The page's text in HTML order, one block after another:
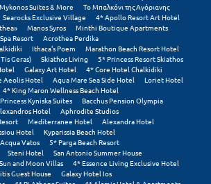
Suites & More
Το Μπαλκόνι της Αγόριανης
Searocks Exclusive Village
4* Apollo Resort Art Hotel
Manos Syros
Minthi Boutique Apartments
Resort
Acrothea Perdika
Ithaca's Poem
Marathon Beach Resort Hotel
Geras)
Skiathos Living
5* Princess Resort Skiathos
Galaxy Art Hotel
4* Core Hotel Chalkidiki
Aeolis Hotel Aqua Mare Sea Side Hotel
Loriet Hotel
4* King Maron Wellness Beach Hotel
Kyniska Suites
Bacchus Pension Olympia
Hotel
Aphrodite Studios
Mediterranee Hotel
Alexandra Hotel
Hotel
Kyparissia Beach Hotel
Acqua Vatos
5* Parga Beach Resort
Steni Hotel
San Antonio Summer House
Sun and Moon Villas
4* Essence Living Exclusive Hotel
Guest House
Galaxy Hotel Ios